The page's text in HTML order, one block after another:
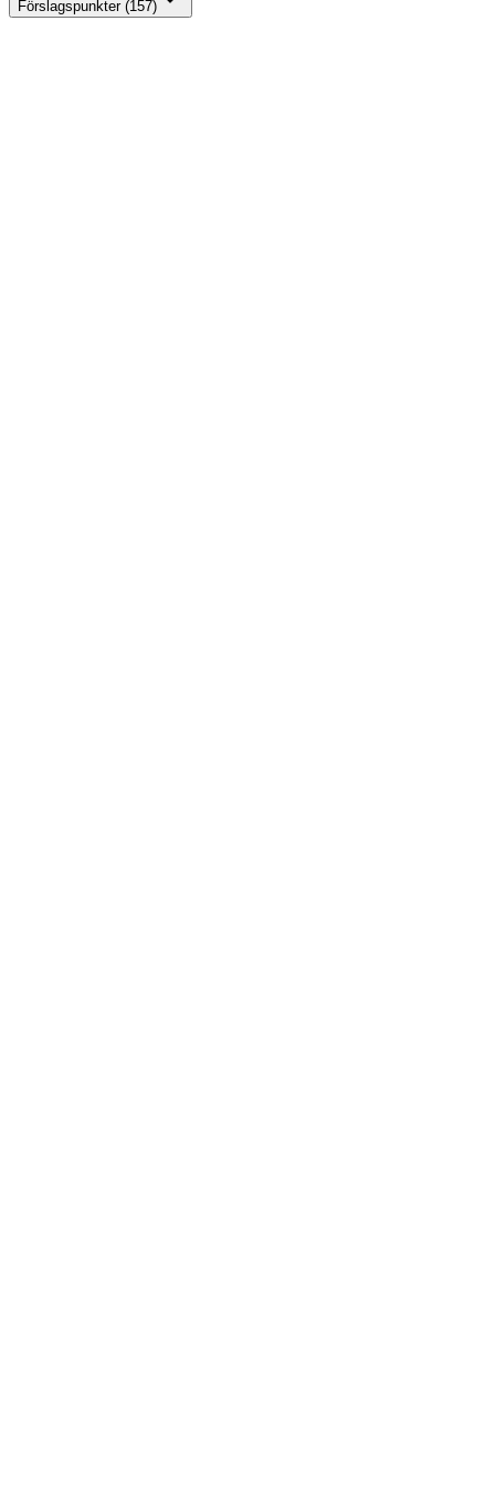
Förslagspunkter (157)